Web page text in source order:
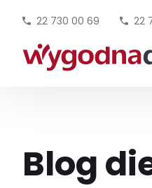
22 730 00 69 22
Blog